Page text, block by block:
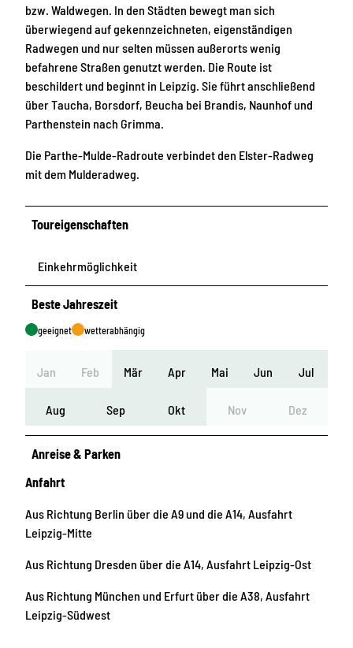
bzw. Waldwegen. In den Städten bewegt man sich
überwiegend auf gekennzeichneten, eigenständigen
Radwegen und nur selten müssen außerorts wenig
befahrene Straßen genutzt werden. Die Route ist
beschildert und beginnt in Leipzig. Sie führt anschließend
über Taucha, Borsdorf, Beucha bei Brandis, Naunhof und
Parthenstein nach Grimma.
Die Parthe-Mulde-Radroute verbindet den Elster-Radweg
mit dem Mulderadweg.
Toureigenschaften
Einkehrmöglichkeit
Beste Jahreszeit
geeignet wetterabhängig
Jan Feb Mär Apr Mai Jun Jul
Aug Sep Okt Nov Dez
Anreise & Parken
Anfahrt
Aus Richtung Berlin über die A9 und die A14, Ausfahrt
Leipzig-Mitte
Aus Richtung Dresden über die A14, Ausfahrt Leipzig-Ost
Aus Richtung München und Erfurt über die A38, Ausfahrt
Leipzig-Südwest